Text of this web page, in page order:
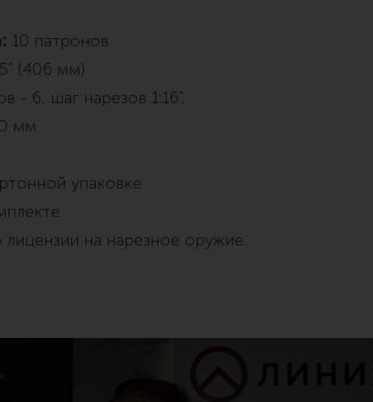
10 патронов
(406 мм)
- 6, шаг нарезов 1:16".
мм
упаковке
на нарезное оружие.